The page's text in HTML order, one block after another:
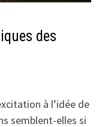
des
à l’idée de
semblent-elles si